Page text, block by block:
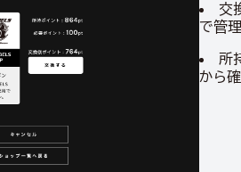
交
で管
所
から